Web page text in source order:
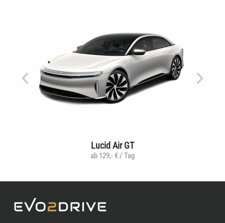
Lucid Air GT
ab 129,- € / Tag